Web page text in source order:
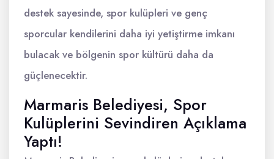
destek sayesinde, spor kulüpleri ve genç
sporcular kendilerini daha iyi yetiştirme imkanı
bulacak ve bölgenin spor kültürü daha da
güçlenecektir.
Marmaris Belediyesi, Spor
Kulüplerini Sevindiren Açıklama
Yaptı!